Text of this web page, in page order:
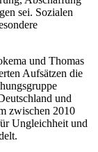
sei. Sozialen
und Thomas
Aufsätzen die
und
zwischen 2010
Ungleichheit und